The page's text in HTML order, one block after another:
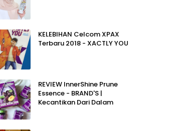
KELEBIHAN Celcom XPAX
Terbaru 2018 - XACTLY YOU
REVIEW InnerShine Prune
Essence - BRAND'S |
Kecantikan Dari Dalam